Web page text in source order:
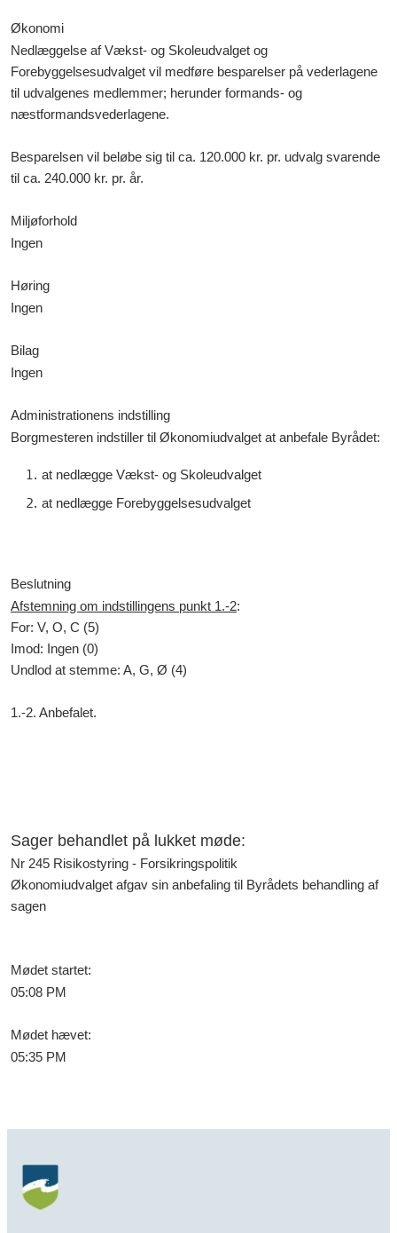
Økonomi
Nedlæggelse af Vækst- og Skoleudvalget og
Forebyggelsesudvalget vil medføre besparelser på vederlagene
til udvalgenes medlemmer; herunder formands- og
næstformandsvederlagene.
Besparelsen vil beløbe sig til ca. 120.000 kr. pr. udvalg svarende
til ca. 240.000 kr. pr. år.
Miljøforhold
Ingen
Høring
Ingen
Bilag
Ingen
Administrationens indstilling
Borgmesteren indstiller til Økonomiudvalget at anbefale Byrådet:
at nedlægge Vækst- og Skoleudvalget
at nedlægge Forebyggelsesudvalget
Beslutning
Afstemning om indstillingens punkt 1.-2:
For: V, O, C (5)
Imod: Ingen (0)
Undlod at stemme: A, G, Ø (4)
1.-2. Anbefalet.
Sager behandlet på lukket møde:
Nr 245 Risikostyring - Forsikringspolitik
Økonomiudvalget afgav sin anbefaling til Byrådets behandling af
sagen
Mødet startet:
05:08 PM
Mødet hævet:
05:35 PM